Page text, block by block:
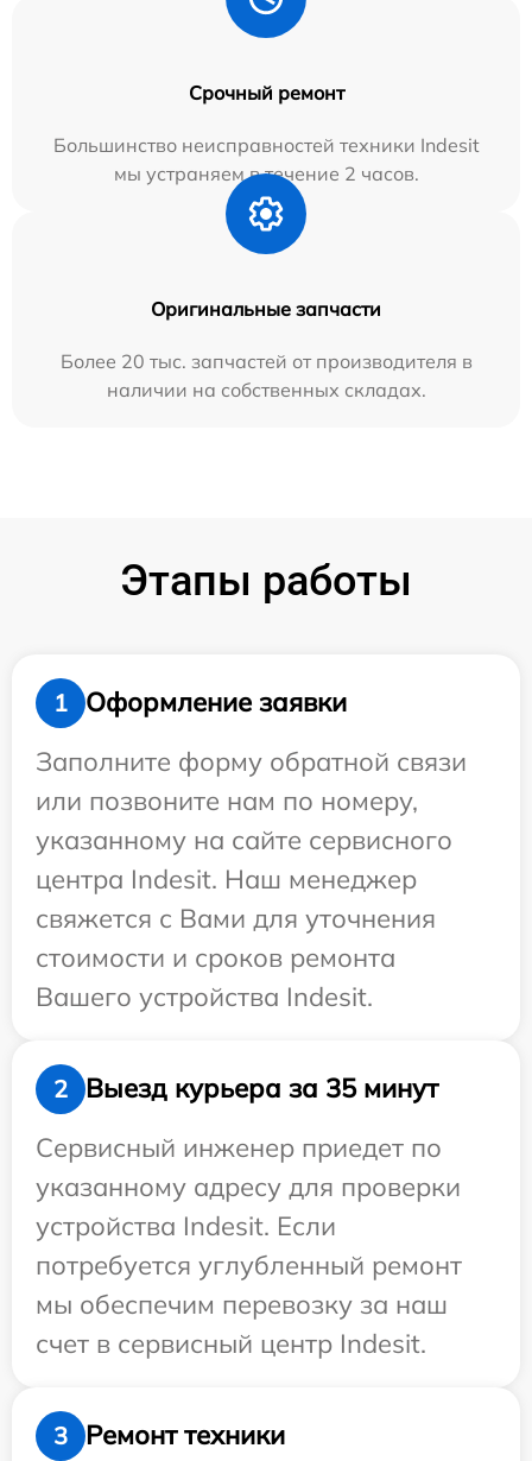
Срочный ремонт
Большинство неисправностей техники Indesit
мы устраняем в течение 2 часов.
Оригинальные запчасти
Более 20 тыс. запчастей от производителя в
наличии на собственных складах.
Этапы работы
1
Оформление заявки
Заполните форму обратной связи
или позвоните нам по номеру,
указанному на сайте сервисного
центра Indesit. Наш менеджер
свяжется с Вами для уточнения
стоимости и сроков ремонта
Вашего устройства Indesit.
2
Выезд курьера за 35 минут
Сервисный инженер приедет по
указанному адресу для проверки
устройства Indesit. Если
потребуется углубленный ремонт
мы обеспечим перевозку за наш
счет в сервисный центр Indesit.
3 Ремонт техники